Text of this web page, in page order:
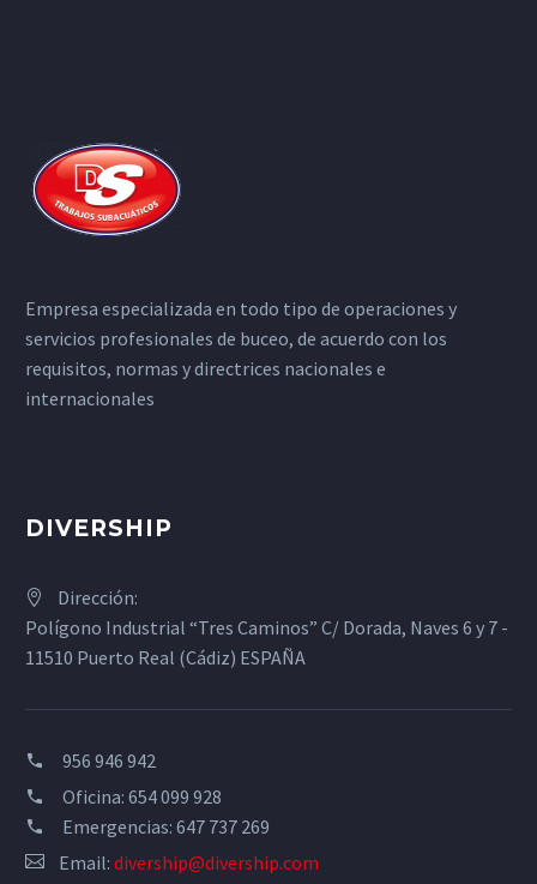
Empresa especializada en todo tipo de operaciones y
servicios profesionales de buceo, de acuerdo con los
requisitos, normas y directrices nacionales e
internacionales
DIVERSHIP
Dirección:
Polígono Industrial “Tres Caminos” C/ Dorada, Naves 6 y 7 -
11510 Puerto Real (Cádiz) ESPAÑA
956 946 942
Oficina: 654 099 928
Emergencias: 647 737 269
Email: divership@divership.com